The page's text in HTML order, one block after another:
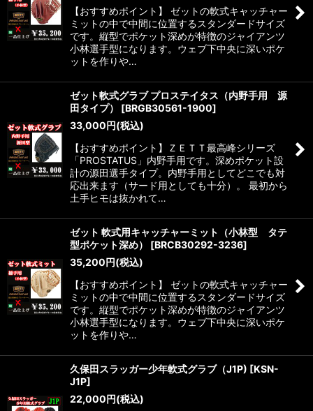
【おすすめポイント】 ゼットの軟式キャッチャー
ミットの中で中間に位置するスタンダードサイズ
です。縦型でポケット深めが特徴のジャイアンツ
小林選手型になります。ウェブ下中央に深いポケ
ットを作りや…
ゼット軟式グラブ プロステイタス（内野手用 源
田タイプ）
[BRGB30561-1900]
33,000円(税込)
【おすすめポイント】ＺＥＴＴ最高峰シリーズ
「PROSTATUS」内野手用です。深めポケット設
計の源田選手タイプ。内野手用としてどこでも対
応出来ます（サード用としても十分）。 最初から
土手ヒモは抜かれて…
ゼット 軟式用キャッチャーミット（小林型 タテ
型ポケット深め）
[BRCB30292-3236]
35,200円(税込)
【おすすめポイント】 ゼットの軟式キャッチャー
ミットの中で中間に位置するスタンダードサイズ
です。縦型でポケット深めが特徴のジャイアンツ
小林選手型になります。ウェブ下中央に深いポケ
ットを作りや…
久保田スラッガー少年軟式グラブ（J1P) [KSN-
J1P]
22,000円(税込)